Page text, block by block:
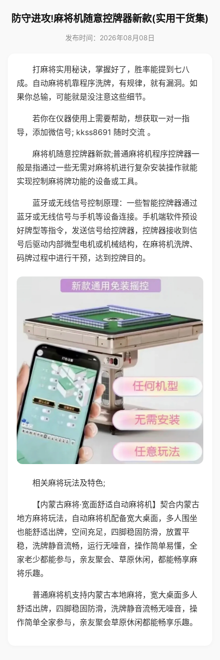
防守进攻!麻将机随意控牌器新款(实用干货集)
发布时间：2026年08月08日
打麻将实用秘诀，掌握好了，胜率能提到七八
成。自动麻将机靠程序洗牌，有规律，就有漏洞。如
果你总输，可能就是没注意这些细节。
若你在仪器使用上需要帮助，想获取一对一指
导，添加微信号; kkss8691 随时交流 。
麻将机随意控牌器新款;普通麻将机程序控牌器一
般是指通过一些无需对麻将机进行复杂安装操作就能
实现控制麻将牌功能的设备或工具。
蓝牙或无线信号控制原理：一些智能控牌器通过
蓝牙或无线信号与手机等设备连接。手机端软件预设
好牌型等指令，发送信号给控牌器，控牌器接收到信
号后驱动内部微型电机或机械结构，在麻将机洗牌、
码牌过程中进行干预，达到控牌目的。
相关麻将玩法及特色;
【内蒙古麻将·宽面舒适自动麻将机】契合内蒙古
地方麻将玩法，自动麻将机配备宽大桌面，多人围坐
也能舒适出牌，空间充足，四脚稳固防滑，放置平
稳，洗牌静音流畅，运行无噪音，操作简单易懂，全
家老少都能参与，亲友聚会、草原休闲，都能畅享麻
将乐趣。
普通麻将机支持内蒙古本地麻将，宽大桌面多人
舒适出牌，四脚稳固防滑，洗牌静音流畅无噪音，操
作简单全家参与，亲友聚会草原休闲都能畅享乐趣。